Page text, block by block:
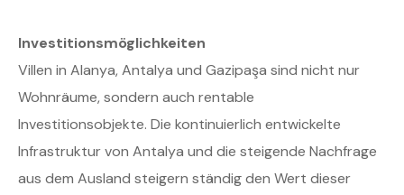
Investitionsmöglichkeiten
Villen in Alanya, Antalya und Gazipaşa sind nicht nur
Wohnräume, sondern auch rentable
Investitionsobjekte. Die kontinuierlich entwickelte
Infrastruktur von Antalya und die steigende Nachfrage
aus dem Ausland steigern ständig den Wert dieser